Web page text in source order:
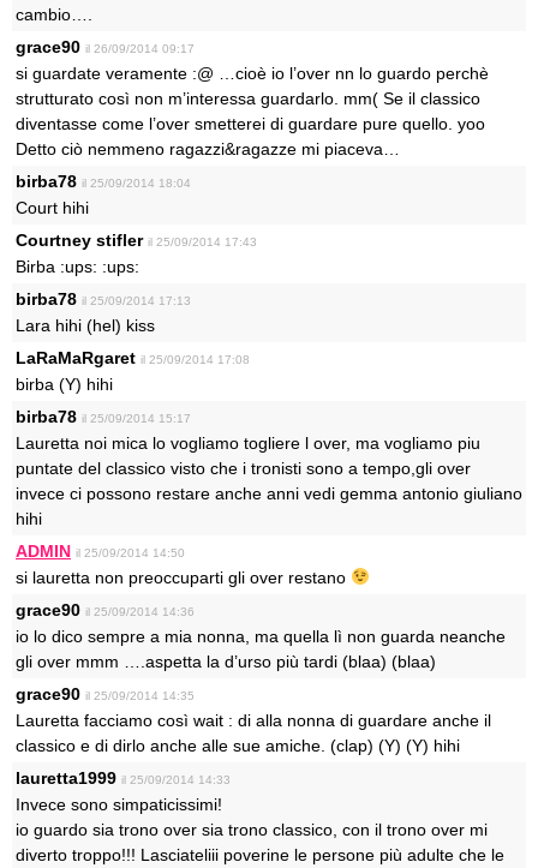
cambio….
grace90 il 26/09/2014 09:17
si guardate veramente :@ …cioè io l’over nn lo guardo perchè
strutturato così non m’interessa guardarlo. mm( Se il classico
diventasse come l’over smetterei di guardare pure quello. yoo
Detto ciò nemmeno ragazzi&ragazze mi piaceva…
birba78 il 25/09/2014 18:04
Court hihi
Courtney stifler il 25/09/2014 17:43
Birba :ups: :ups:
birba78 il 25/09/2014 17:13
Lara hihi (hel) kiss
LaRaMaRgaret il 25/09/2014 17:08
birba (Y) hihi
birba78 il 25/09/2014 15:17
Lauretta noi mica lo vogliamo togliere l over, ma vogliamo piu
puntate del classico visto che i tronisti sono a tempo,gli over
invece ci possono restare anche anni vedi gemma antonio giuliano
hihi
ADMIN il 25/09/2014 14:50
si lauretta non preoccuparti gli over restano
grace90 il 25/09/2014 14:36
io lo dico sempre a mia nonna, ma quella lì non guarda neanche
gli over mmm ….aspetta la d’urso più tardi (blaa) (blaa)
grace90 il 25/09/2014 14:35
Lauretta facciamo così wait : di alla nonna di guardare anche il
classico e di dirlo anche alle sue amiche. (clap) (Y) (Y) hihi
lauretta1999 il 25/09/2014 14:33
Invece sono simpaticissimi!
io guardo sia trono over sia trono classico, con il trono over mi
diverto troppo!!! Lasciateliii poverine le persone più adulte che le